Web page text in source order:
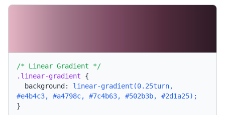
/* Linear Gradient */
.linear-gradient {
background: linear-gradient(0.25turn,
#e4b4c3, #a4798c, #7c4b63, #502b3b, #2d1a25);
}